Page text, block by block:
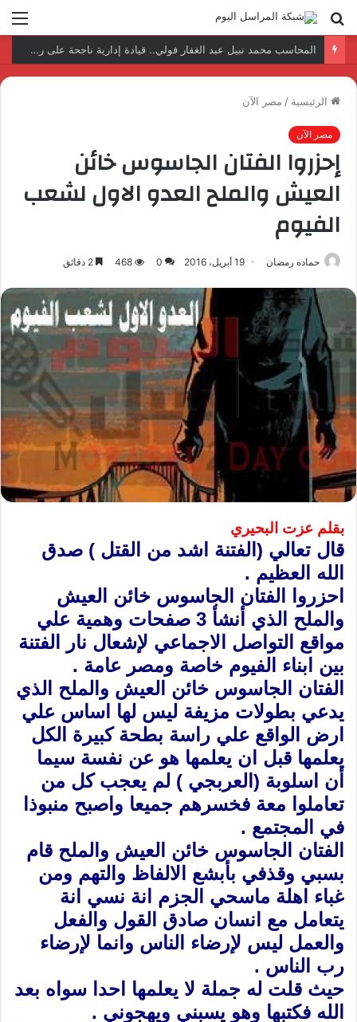
بحث
عن
نتائج إيجابية بعد زيارة وفد الجامعة المصرية النتائج إيجابية بعد زيارة وفد الجامعة المصرية الروسية لمصنع الإلكترونياتروسية لمصنع الإلكترونيات
الرئيسية / مصر الآن
مصر الآن
إحزروا الفتان الجاسوس خائن
العيش والملح العدو الاول لشعب
الفيوم
حماده رمضان 19 أبريل، 2016 0
468
بقلم عزت البحيري
قال تعالي (الفتنة اشد من القتل ) صدق
الله العظيم .
احزروا الفتان الجاسوس خائن العيش
والملح الذي أنشأ 3 صفحات وهمية علي
مواقع التواصل الاجماعي لإشعال نار الفتنة
بين ابناء الفيوم خاصة ومصر عامة .
الفتان الجاسوس خائن العيش والملح الذي
يدعي بطولات مزيفة ليس لها اساس علي
ارض الواقع علي راسة بطحة كبيرة الكل
يعلمها قبل ان يعلمها هو عن نفسة سيما
أن اسلوبة (العربجي ) لم يعجب كل من
تعاملوا معة فخسرهم جميعا واصبح منبوذا
في المجتمع .
الفتان الجاسوس خائن العيش والملح قام
بسبي وقذفي بأبشع الالفاظ والتهم ومن
غباء اهلة ماسحي الجزم انة نسي انة
يتعامل مع انسان صادق القول والفعل
والعمل ليس لإرضاء الناس وانما لإرضاء
رب الناس .
حيث قلت له جملة لا يعلمها احدا سواه بعد
الله فكتبها وهو يسبني ويهجوني .